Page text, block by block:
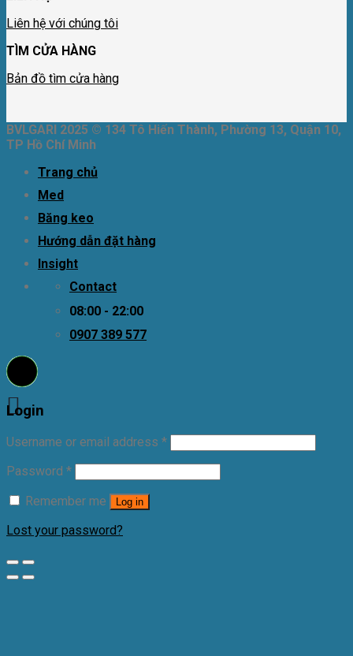
Liên hệ với chúng tôi
TÌM CỬA HÀNG
Bản đồ tìm cửa hàng
BVLGARI 2025 © 134 Tô Hiến Thành, Phường 13, Quận 10,
TP Hồ Chí Minh
Trang chủ
Med
Băng keo
Hướng dẫn đặt hàng
Insight
Contact
08:00 - 22:00
0907 389 577
Login
Username or email address *
Password *
Remember me
Log in
Lost your password?